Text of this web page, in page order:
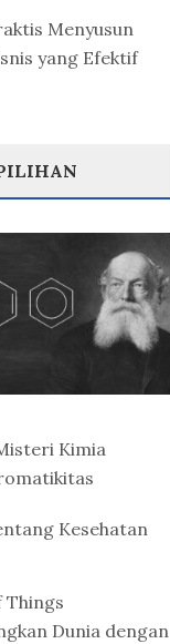
Menyusun
yang Efektif
Kimia
Kesehatan
Dunia dengan